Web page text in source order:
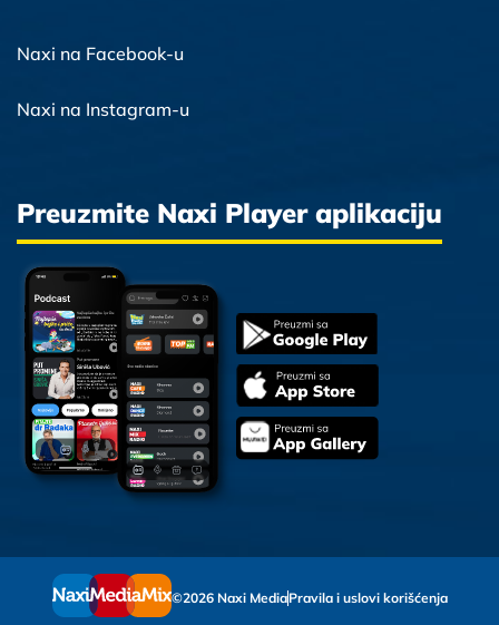
Naxi na Facebook-u
Naxi na Instagram-u
Preuzmite Naxi Player aplikaciju
©2026 Naxi MediaPravila i uslovi korišćenja